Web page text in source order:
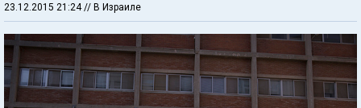
23.12.2015 21:24 // В Израиле